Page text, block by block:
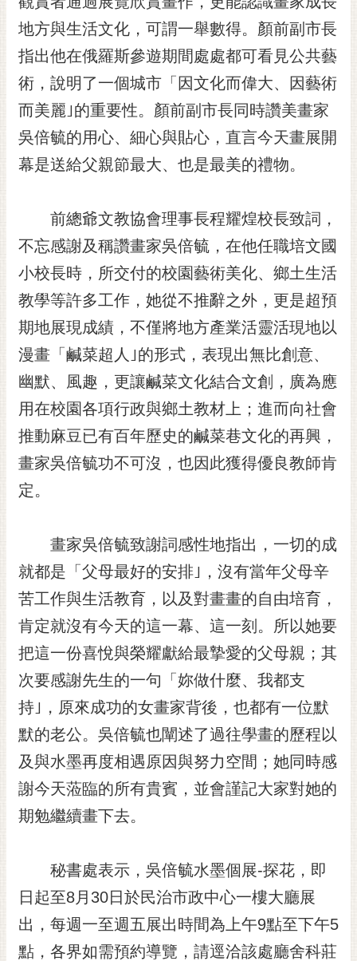
電
子
報
市
信
箱
English
隱
權
及
安
全
政
策
網
站
資
料
市
府
交
通
位
置
地方與生活文化，可謂一舉數得。顏前副市長
指出他在俄羅斯參遊期間處處都可看見公共藝
術，說明了一個城市「因文化而偉大、因藝術
而美麗｣的重要性。顏前副市長同時讚美畫家
吳倍毓的用心、細心與貼心，直言今天畫展開
幕是送給父親節最大、也是最美的禮物。
前總爺文教協會理事長程耀煌校長致詞，
不忘感謝及稱讚畫家吳倍毓，在他任職培文國
小校長時，所交付的校園藝術美化、鄉土生活
教學等許多工作，她從不推辭之外，更是超預
期地展現成績，不僅將地方產業活靈活現地以
漫畫「鹹菜超人｣的形式，表現出無比創意、
幽默、風趣，更讓鹹菜文化結合文創，廣為應
用在校園各項行政與鄉土教材上；進而向社會
推動麻豆已有百年歷史的鹹菜巷文化的再興，
畫家吳倍毓功不可沒，也因此獲得優良教師肯
定。
畫家吳倍毓致謝詞感性地指出，一切的成
就都是「父母最好的安排｣，沒有當年父母辛
苦工作與生活教育，以及對畫畫的自由培育，
肯定就沒有今天的這一幕、這一刻。所以她要
把這一份喜悅與榮耀獻給最摯愛的父母親；其
次要感謝先生的一句「妳做什麼、我都支
持｣，原來成功的女畫家背後，也都有一位默
默的老公。吳倍毓也闡述了過往學畫的歷程以
及與水墨再度相遇原因與努力空間；她同時感
謝今天蒞臨的所有貴賓，並會謹記大家對她的
期勉繼續畫下去。
秘書處表示，吳倍毓水墨個展-探花，即
日起至8月30日於民治市政中心一樓大廳展
出，每週一至週五展出時間為上午9點至下午5
點，各界如需預約導覽，請逕洽該處廳舍科莊